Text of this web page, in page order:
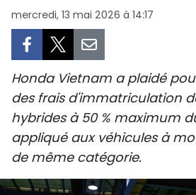
POLITIQUE
SOCIÉTÉ
CULTURE
TOURISME
mercredi, 13 mai 2026 à 14:17
Honda Vietnam a plaidé
des frais d'immatriculation
hybrides à 50 % maximum
appliqué aux véhicules à
de même catégorie.